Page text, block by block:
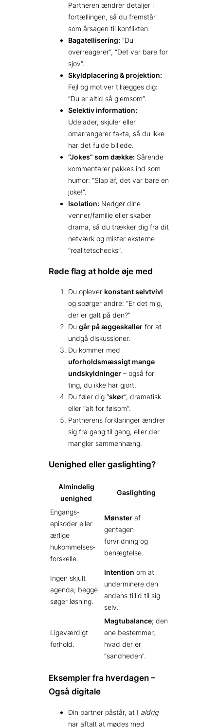
Partneren ændrer detaljer i
fortællingen, så du fremstår
som årsagen til konflikten.
Bagatellisering: “Du
overreagerer”, “Det var bare for
sjov”.
Skyldplacering & projektion:
Fejl og motiver tillægges dig:
“Du er altid så glemsom”.
Selektiv information:
Udelader, skjuler eller
omarrangerer fakta, så du ikke
har det fulde billede.
“Jokes” som dække: Sårende
kommentarer pakkes ind som
humor: “Slap af, det var bare en
joke!”.
Isolation: Nedgør dine
venner/familie eller skaber
drama, så du trækker dig fra dit
netværk og mister eksterne
“realitets­checks”.
Røde flag at holde øje med
Du oplever konstant selvtvivl
og spørger andre: “Er det mig,
der er galt på den?”
Du går på æggeskaller for at
undgå diskussioner.
Du kommer med
uforholdsmæssigt mange
undskyldninger – også for
ting, du ikke har gjort.
Du føler dig “skør”, dramatisk
eller “alt for følsom”.
Partnerens forklaringer ændrer
sig fra gang til gang, eller der
mangler sammenhæng.
Uenighed eller gaslighting?
Almindelig
uenighed
Gaslighting
Engangs­
episoder eller
ærlige
hukommelses­
forskelle.
Mønster af
gentagen
forvridning og
benægtelse.
Ingen skjult
agenda; begge
søger løsning.
Intention om at
underminere den
andens tillid til sig
selv.
Ligeværdigt
forhold.
Magt­ubalance; den
ene bestemmer,
hvad der er
“sandheden”.
Eksempler fra hverdagen –
Også digitale
Din partner påstår, at I aldrig
har aftalt at mødes med